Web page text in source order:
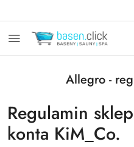
Allegro -
Regulamin
konta KiM_Co.